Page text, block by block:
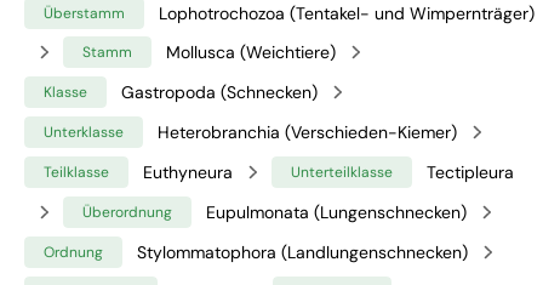
Überstamm Lophotrochozoa (Tentakel- und Wimpernträger)
Stamm Mollusca (Weichtiere)
Klasse Gastropoda (Schnecken)
Unterklasse Heterobranchia (Verschieden-Kiemer)
Teilklasse Euthyneura Unterteilklasse Tectipleura
Überordnung Eupulmonata (Lungenschnecken)
Ordnung Stylommatophora (Landlungenschnecken)